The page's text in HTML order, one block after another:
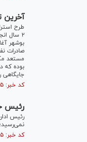
آخرین
طرح
۲ سال
بوشهر
صادرات
بوده که
جایگاهی
کد خبر: ۷۴۰۱۳۵ تاریخ انتشار : ۱۴۰۰/۰۴/۱۹
رئیس
رئیس
کد خبر: ۷۱۷۴۰۵ تاریخ انتشار : ۱۴۰۰/۰۱/۲۸